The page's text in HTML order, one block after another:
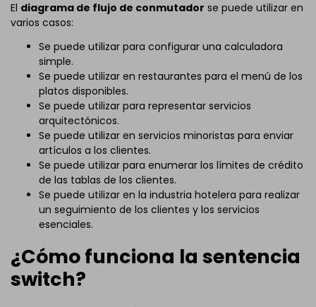
El diagrama de flujo de conmutador se puede utilizar en
varios casos:
Se puede utilizar para configurar una calculadora
simple.
Se puede utilizar en restaurantes para el menú de los
platos disponibles.
Se puede utilizar para representar servicios
arquitectónicos.
Se puede utilizar en servicios minoristas para enviar
artículos a los clientes.
Se puede utilizar para enumerar los límites de crédito
de las tablas de los clientes.
Se puede utilizar en la industria hotelera para realizar
un seguimiento de los clientes y los servicios
esenciales.
¿Cómo funciona la sentencia
switch?